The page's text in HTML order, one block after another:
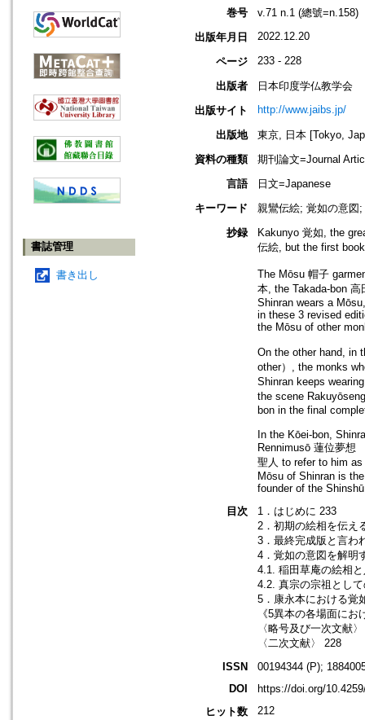
書誌管理
書き出し
巻号
v.71 n.1 (總號=n.158)
出版年月日
2022.12.20
ページ 233 - 228
出版者
日本印度学仏教学会
出版サイト
http://www.jaibs.jp/
出版地
東京, 日本 [Tokyo,
資料の種類
期刊論文=Journal
言語
日文=Japanese
キーワード
親鸞伝絵; 覚如の意図
抄録
Kakunyo 覚如, the
伝絵, but the first
The Mōsu 帽子
本, the Takada-bon
Shinran wears a
in these 3 revised
the Mōsu of other
On the other hand, in
other）, the monks
Shinran keeps
the scene
bon in the final
In the Kōei-bon,
Rennimusō 蓮位夢想
聖人 to refer to him
Mōsu of Shinran is
founder of the
目次
1．はじめに 233
2．初期の絵相を伝え
3．最終完成版と言わ
4．覚如の意図を解明
4.1. 稲田草庵の絵相
4.2. 真宗の宗祖とし
5．康永本における覚
《5異本の各場面に
〈略号及び一次文献
〈二次文献〉 228
ISSN
00194344 (P);
DOI
https://doi.org/
ヒット数
212